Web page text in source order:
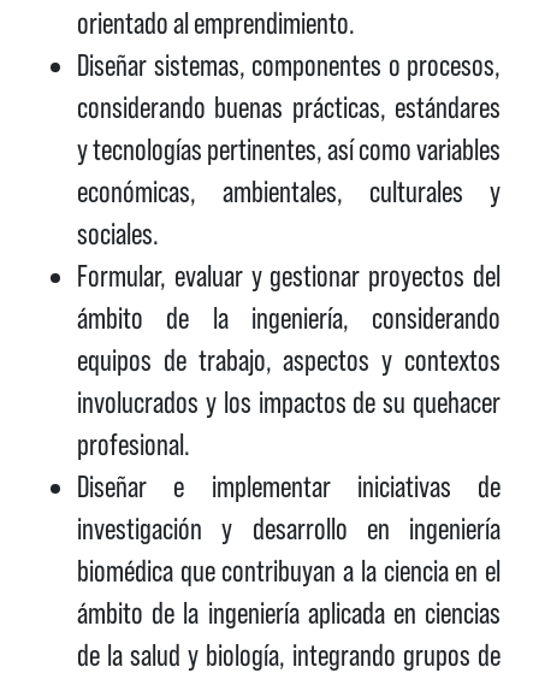
orientado al emprendimiento.
Diseñar sistemas, componentes o procesos,
considerando buenas prácticas, estándares
y tecnologías pertinentes, así como variables
económicas, ambientales, culturales y
sociales.
Formular, evaluar y gestionar proyectos del
ámbito de la ingeniería, considerando
equipos de trabajo, aspectos y contextos
involucrados y los impactos de su quehacer
profesional.
Diseñar e implementar iniciativas de
investigación y desarrollo en ingeniería
biomédica que contribuyan a la ciencia en el
ámbito de la ingeniería aplicada en ciencias
de la salud y biología, integrando grupos de